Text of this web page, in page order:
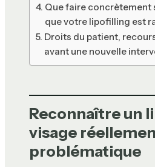
Que faire concrètement
que votre lipofilling est
Droits du patient,
avant une nouvelle
Reconnaître un
visage
problématique